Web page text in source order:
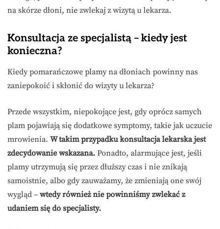
na skórze dłoni, nie zwlekaj z wizytą u lekarza.
Konsultacja ze specjalistą – kiedy jest
konieczna?
Kiedy pomarańczowe plamy na dłoniach powinny nas
zaniepokoić i skłonić do wizyty u lekarza?
Przede wszystkim, niepokojące jest, gdy oprócz samych
plam pojawiają się dodatkowe symptomy, takie jak uczucie
mrowienia. W takim przypadku konsultacja lekarska jest
zdecydowanie wskazana. Ponadto, alarmujące jest, jeśli
plamy utrzymują się przez dłuższy czas i nie znikają
samoistnie, albo gdy zauważamy, że zmieniają one swój
wygląd – wtedy również nie powinniśmy zwlekać z
udaniem się do specjalisty.